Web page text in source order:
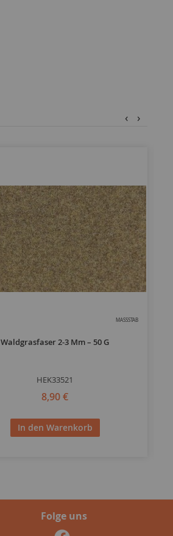
MASSSTAB
Waldgrasfaser 2-3 Mm – 50 G
HEK33521
8,90 €
In den Warenkorb
‹ ›
Folge uns